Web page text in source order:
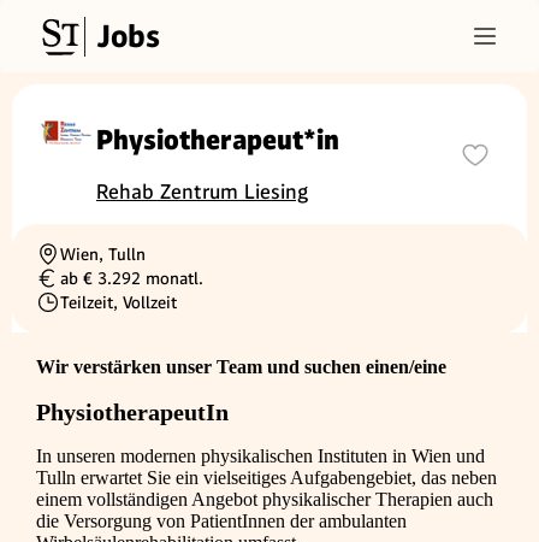
Jobs
Physiotherapeut*in
Rehab Zentrum Liesing
Ortschaft
Wien, Tulln
Gehalt
ab € 3.292 monatl.
Beschäftigungsart
Teilzeit, Vollzeit
Wir verstärken unser Team und suchen einen/eine
PhysiotherapeutIn
In unseren modernen physikalischen Instituten in Wien und
Tulln erwartet Sie ein vielseitiges Aufgabengebiet, das neben
einem vollständigen Angebot physikalischer Therapien auch
die Versorgung von PatientInnen der ambulanten